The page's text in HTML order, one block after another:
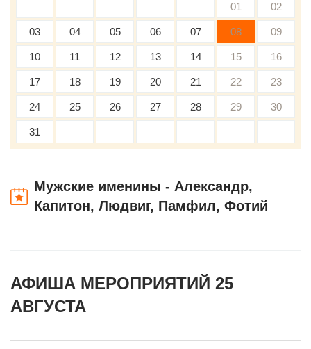
01 02
03 04 05 06 07 08 09
10 11 12 13 14 15 16
17 18 19 20 21 22 23
24 25 26 27 28 29 30
31
Мужские именины - Александр,
Капитон, Людвиг, Памфил, Фотий
АФИША МЕРОПРИЯТИЙ 25
АВГУСТА